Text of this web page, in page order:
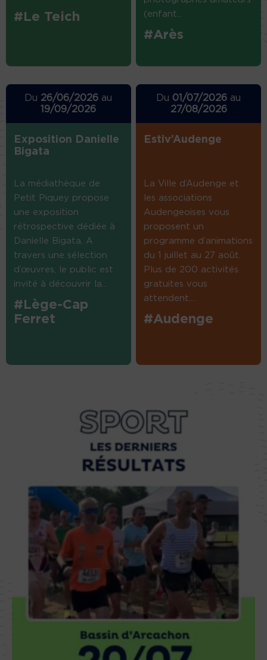
#Le Teich
(enfant...
#Arès
Du 26/06/2026 au
19/09/2026
Exposition Danielle
Bigata
La médiathèque de
Petit Piquey propose
une exposition
rétrospective dédiée à
Danielle Bigata. A
travers une sélection
d’œuvres, le public est
invité à découvrir la...
#Lège-Cap
Ferret
Du 01/07/2026 au
27/08/2026
Estiv’Audenge
La Ville d’Audenge et
les associations
Audengeoises vous
proposent un
programme d’animations
du 1 juillet au 27 août.
Plus de 200 activités
gratuites vous
attendent....
#Audenge